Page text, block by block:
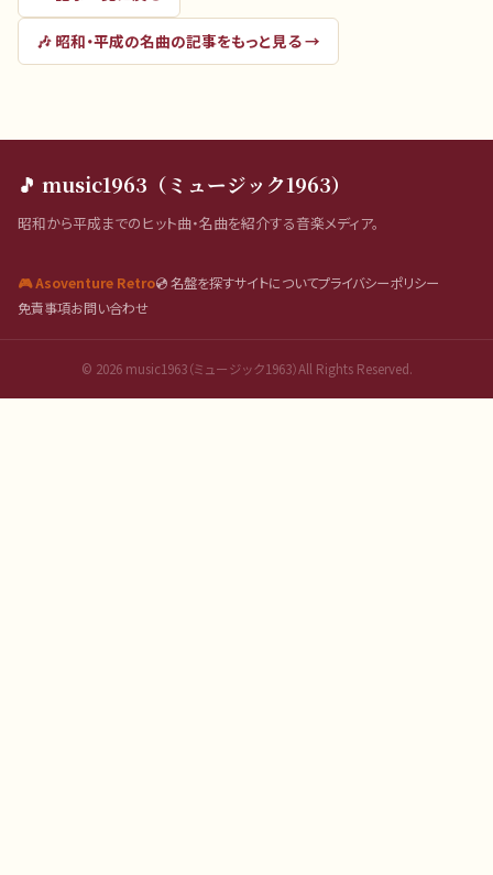
🎶 昭和・平成の名曲の記事をもっと見る →
🎵 music1963（ミュージック1963）
昭和から平成までのヒット曲・名曲を紹介する音楽メディア。
🎮 Asoventure Retro💿 名盤を探すサイトについてプライバシーポリシー
免責事項お問い合わせ
© 2026music1963（ミュージック1963）All Rights Reserved.